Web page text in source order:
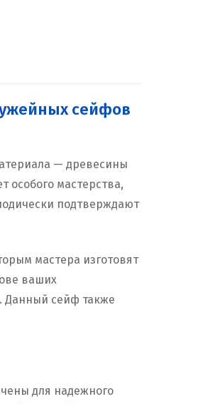
сейфов
— древесины
особого мастерства,
подтверждают
мастера изготовят
ваших
Данный сейф также
для надежного